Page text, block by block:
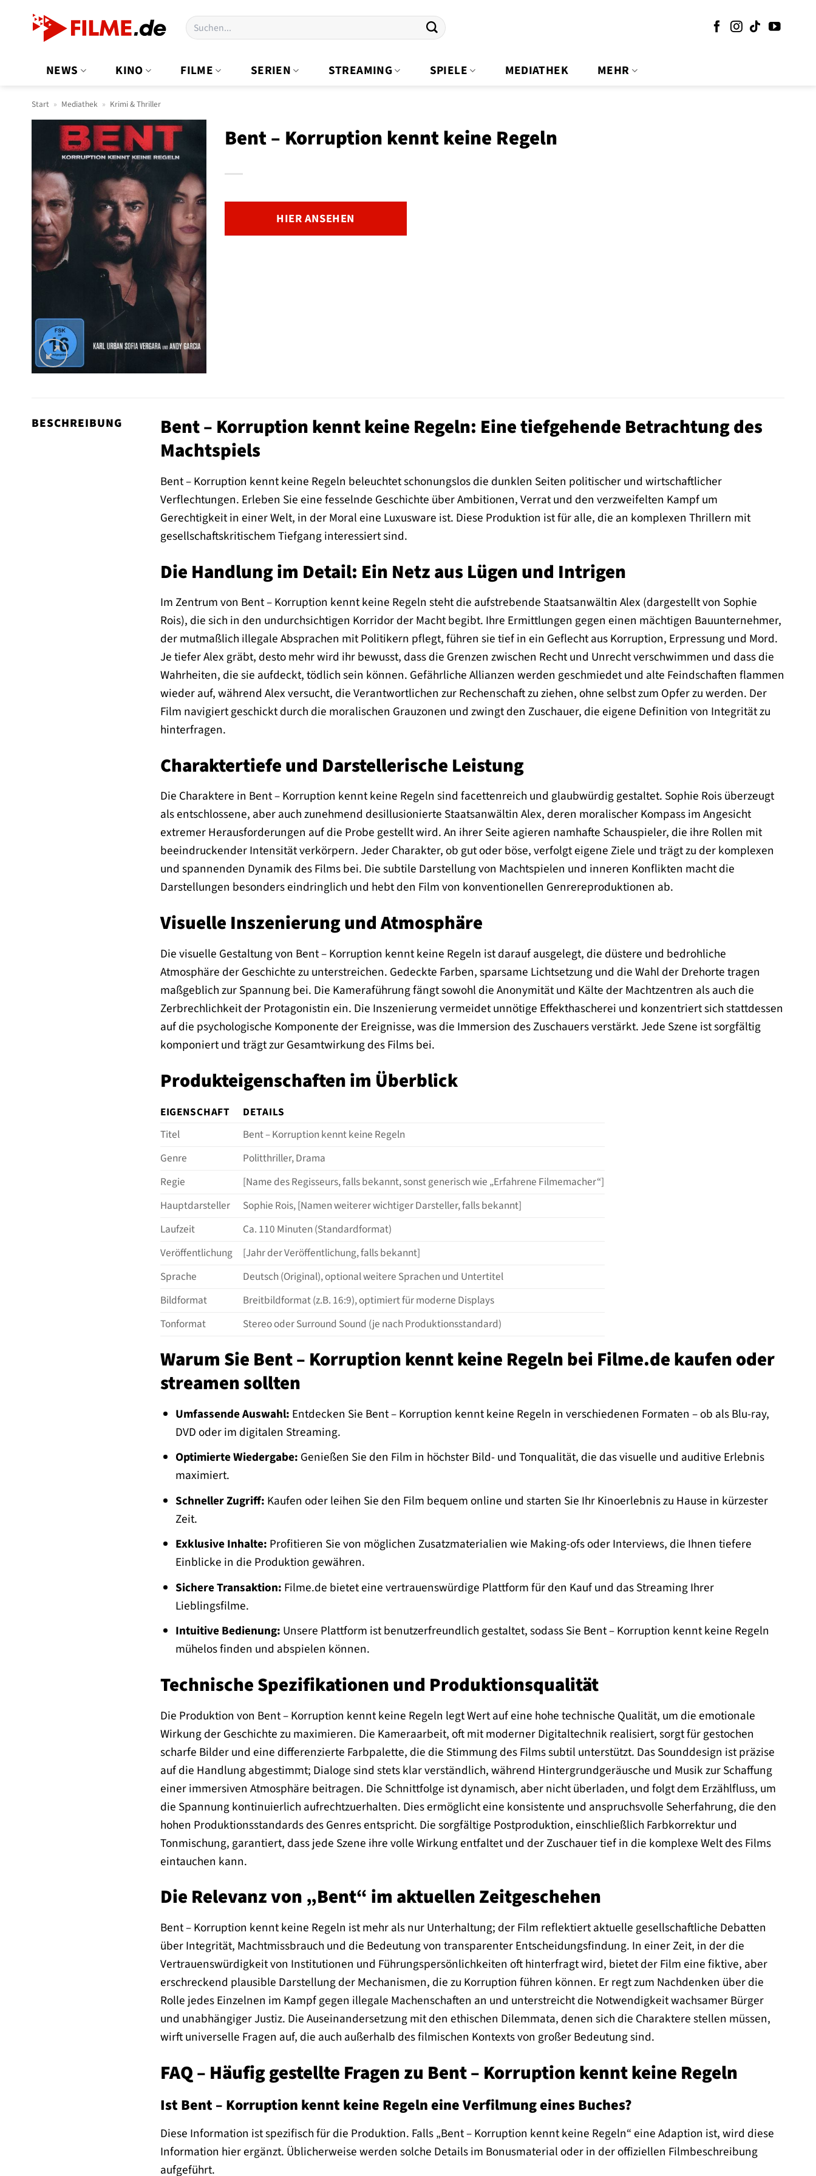
Suchen
nach:
NEWS KINO FILME SERIEN STREAMING SPIELE MEDIATHEK MEHR
Start » Mediathek » Krimi & Thriller
Bent – Korruption kennt keine Regeln
HIER ANSEHEN
BESCHREIBUNG
Bent – Korruption kennt keine Regeln: Eine tiefgehende Betrachtung des
Machtspiels
Bent – Korruption kennt keine Regeln beleuchtet schonungslos die dunklen Seiten politischer und wirtschaftlicher
Verflechtungen. Erleben Sie eine fesselnde Geschichte über Ambitionen, Verrat und den verzweifelten Kampf um
Gerechtigkeit in einer Welt, in der Moral eine Luxusware ist. Diese Produktion ist für alle, die an komplexen Thrillern mit
gesellschaftskritischem Tiefgang interessiert sind.
Die Handlung im Detail: Ein Netz aus Lügen und Intrigen
Im Zentrum von Bent – Korruption kennt keine Regeln steht die aufstrebende Staatsanwältin Alex (dargestellt von Sophie
Rois), die sich in den undurchsichtigen Korridor der Macht begibt. Ihre Ermittlungen gegen einen mächtigen Bauunternehmer,
der mutmaßlich illegale Absprachen mit Politikern pflegt, führen sie tief in ein Geflecht aus Korruption, Erpressung und Mord.
Je tiefer Alex gräbt, desto mehr wird ihr bewusst, dass die Grenzen zwischen Recht und Unrecht verschwimmen und dass die
Wahrheiten, die sie aufdeckt, tödlich sein können. Gefährliche Allianzen werden geschmiedet und alte Feindschaften flammen
wieder auf, während Alex versucht, die Verantwortlichen zur Rechenschaft zu ziehen, ohne selbst zum Opfer zu werden. Der
Film navigiert geschickt durch die moralischen Grauzonen und zwingt den Zuschauer, die eigene Definition von Integrität zu
hinterfragen.
Charaktertiefe und Darstellerische Leistung
Die Charaktere in Bent – Korruption kennt keine Regeln sind facettenreich und glaubwürdig gestaltet. Sophie Rois überzeugt
als entschlossene, aber auch zunehmend desillusionierte Staatsanwältin Alex, deren moralischer Kompass im Angesicht
extremer Herausforderungen auf die Probe gestellt wird. An ihrer Seite agieren namhafte Schauspieler, die ihre Rollen mit
beeindruckender Intensität verkörpern. Jeder Charakter, ob gut oder böse, verfolgt eigene Ziele und trägt zu der komplexen
und spannenden Dynamik des Films bei. Die subtile Darstellung von Machtspielen und inneren Konflikten macht die
Darstellungen besonders eindringlich und hebt den Film von konventionellen Genrereproduktionen ab.
Visuelle Inszenierung und Atmosphäre
Die visuelle Gestaltung von Bent – Korruption kennt keine Regeln ist darauf ausgelegt, die düstere und bedrohliche
Atmosphäre der Geschichte zu unterstreichen. Gedeckte Farben, sparsame Lichtsetzung und die Wahl der Drehorte tragen
maßgeblich zur Spannung bei. Die Kameraführung fängt sowohl die Anonymität und Kälte der Machtzentren als auch die
Zerbrechlichkeit der Protagonistin ein. Die Inszenierung vermeidet unnötige Effekthascherei und konzentriert sich stattdessen
auf die psychologische Komponente der Ereignisse, was die Immersion des Zuschauers verstärkt. Jede Szene ist sorgfältig
komponiert und trägt zur Gesamtwirkung des Films bei.
Produkteigenschaften im Überblick
EIGENSCHAFT
DETAILS
Titel
Bent – Korruption kennt keine Regeln
Genre
Politthriller, Drama
Regie
[Name des Regisseurs, falls bekannt, sonst generisch wie „Erfahrene Filmemacher“]
Hauptdarsteller
Sophie Rois, [Namen weiterer wichtiger Darsteller, falls bekannt]
Laufzeit
Ca. 110 Minuten (Standardformat)
Veröffentlichung
[Jahr der Veröffentlichung, falls bekannt]
Sprache
Deutsch (Original), optional weitere Sprachen und Untertitel
Bildformat
Breitbildformat (z.B. 16:9), optimiert für moderne Displays
Tonformat
Stereo oder Surround Sound (je nach Produktionsstandard)
Warum Sie Bent – Korruption kennt keine Regeln bei Filme.de kaufen oder
streamen sollten
Umfassende Auswahl: Entdecken Sie Bent – Korruption kennt keine Regeln in verschiedenen Formaten – ob als Blu-ray,
DVD oder im digitalen Streaming.
Optimierte Wiedergabe: Genießen Sie den Film in höchster Bild- und Tonqualität, die das visuelle und auditive Erlebnis
maximiert.
Schneller Zugriff: Kaufen oder leihen Sie den Film bequem online und starten Sie Ihr Kinoerlebnis zu Hause in kürzester
Zeit.
Exklusive Inhalte: Profitieren Sie von möglichen Zusatzmaterialien wie Making-ofs oder Interviews, die Ihnen tiefere
Einblicke in die Produktion gewähren.
Sichere Transaktion: Filme.de bietet eine vertrauenswürdige Plattform für den Kauf und das Streaming Ihrer
Lieblingsfilme.
Intuitive Bedienung: Unsere Plattform ist benutzerfreundlich gestaltet, sodass Sie Bent – Korruption kennt keine Regeln
mühelos finden und abspielen können.
Technische Spezifikationen und Produktionsqualität
Die Produktion von Bent – Korruption kennt keine Regeln legt Wert auf eine hohe technische Qualität, um die emotionale
Wirkung der Geschichte zu maximieren. Die Kameraarbeit, oft mit moderner Digitaltechnik realisiert, sorgt für gestochen
scharfe Bilder und eine differenzierte Farbpalette, die die Stimmung des Films subtil unterstützt. Das Sounddesign ist präzise
auf die Handlung abgestimmt; Dialoge sind stets klar verständlich, während Hintergrundgeräusche und Musik zur Schaffung
einer immersiven Atmosphäre beitragen. Die Schnittfolge ist dynamisch, aber nicht überladen, und folgt dem Erzählfluss, um
die Spannung kontinuierlich aufrechtzuerhalten. Dies ermöglicht eine konsistente und anspruchsvolle Seherfahrung, die den
hohen Produktionsstandards des Genres entspricht. Die sorgfältige Postproduktion, einschließlich Farbkorrektur und
Tonmischung, garantiert, dass jede Szene ihre volle Wirkung entfaltet und der Zuschauer tief in die komplexe Welt des Films
eintauchen kann.
Die Relevanz von „Bent“ im aktuellen Zeitgeschehen
Bent – Korruption kennt keine Regeln ist mehr als nur Unterhaltung; der Film reflektiert aktuelle gesellschaftliche Debatten
über Integrität, Machtmissbrauch und die Bedeutung von transparenter Entscheidungsfindung. In einer Zeit, in der die
Vertrauenswürdigkeit von Institutionen und Führungspersönlichkeiten oft hinterfragt wird, bietet der Film eine fiktive, aber
erschreckend plausible Darstellung der Mechanismen, die zu Korruption führen können. Er regt zum Nachdenken über die
Rolle jedes Einzelnen im Kampf gegen illegale Machenschaften an und unterstreicht die Notwendigkeit wachsamer Bürger
und unabhängiger Justiz. Die Auseinandersetzung mit den ethischen Dilemmata, denen sich die Charaktere stellen müssen,
wirft universelle Fragen auf, die auch außerhalb des filmischen Kontexts von großer Bedeutung sind.
FAQ – Häufig gestellte Fragen zu Bent – Korruption kennt keine Regeln
Ist Bent – Korruption kennt keine Regeln eine Verfilmung eines Buches?
Diese Information ist spezifisch für die Produktion. Falls „Bent – Korruption kennt keine Regeln“ eine Adaption ist, wird diese
Information hier ergänzt. Üblicherweise werden solche Details im Bonusmaterial oder in der offiziellen Filmbeschreibung
aufgeführt.